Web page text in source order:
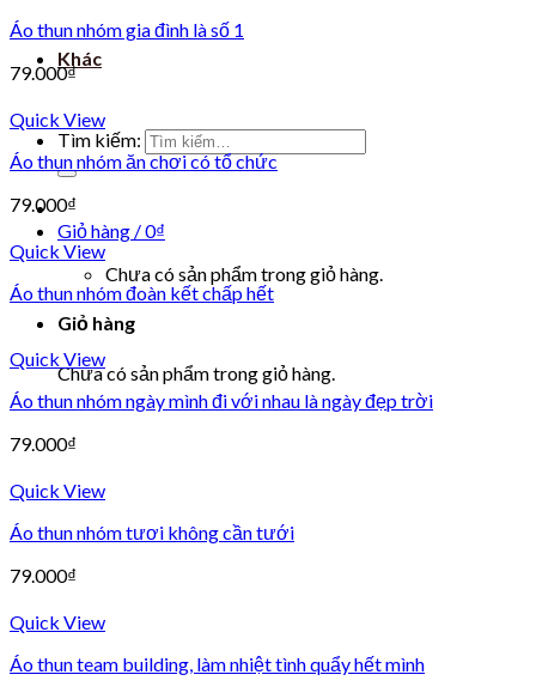
Khác
Tìm kiếm:
Giỏ hàng /0₫
Chưa có sản phẩm trong giỏ hàng.
Giỏ hàng
Chưa có sản phẩm trong giỏ hàng.
Áo thun nhóm gia đình là số 1
79.000₫
Quick View
Áo thun nhóm ăn chơi có tổ chức
79.000₫
Quick View
Áo thun nhóm đoàn kết chấp hết
Quick View
Áo thun nhóm ngày mình đi với nhau là ngày đẹp trời
79.000₫
Quick View
Áo thun nhóm tươi không cần tưới
79.000₫
Quick View
Áo thun team building, làm nhiệt tình quẩy hết mình